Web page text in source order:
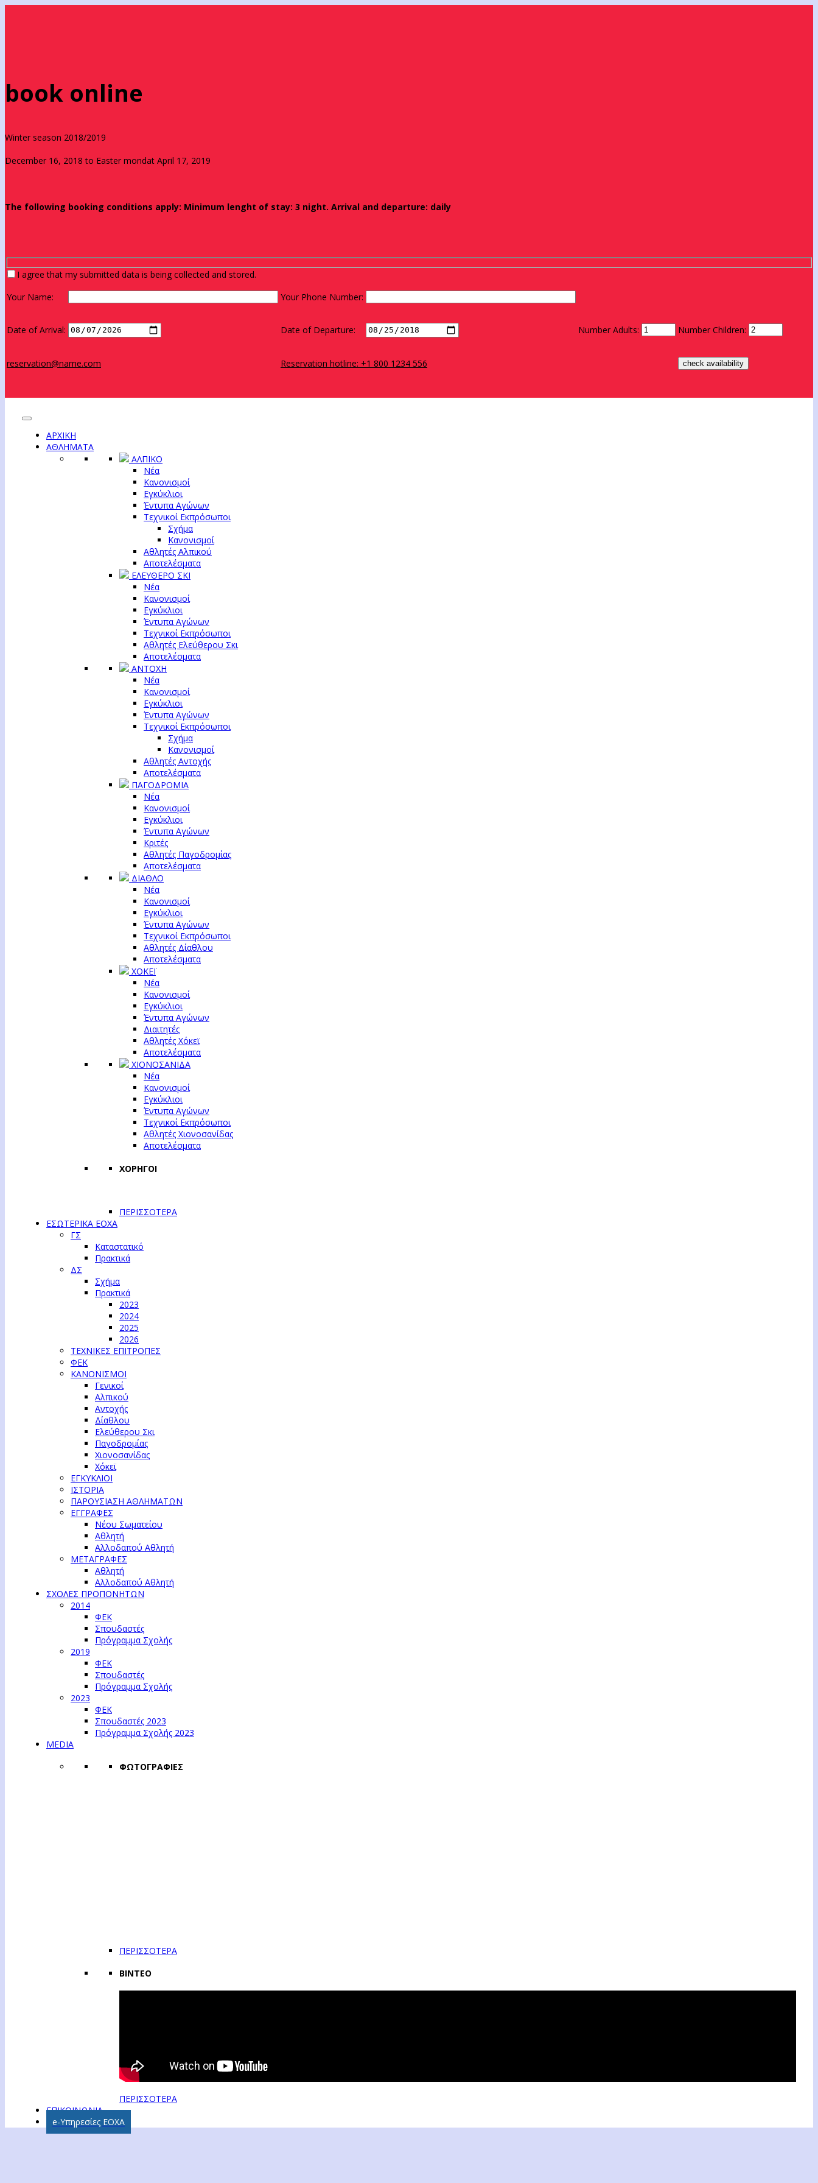
book online
Winter season 2018/2019
December 16, 2018 to Easter mondat April 17, 2019
The following booking conditions apply: Minimum lenght of stay: 3 night. Arrival and departure: daily
I agree that my submitted data is being collected and stored.
Your Name:
Your Phone Number:
Date of Arrival: Date of Departure: Number Adults: Number Children:
reservation@name.com Reservation hotline: +1 800 1234 556
ΑΡΧΙΚΗ
ΑΘΛΗΜΑΤΑ
ΑΛΠΙΚΟ
Νέα
Κανονισμοί
Εγκύκλιοι
Έντυπα Αγώνων
Τεχνικοί Εκπρόσωποι
Σχήμα
Κανονισμοί
Αθλητές Αλπικού
Αποτελέσματα
ΕΛΕΥΘΕΡΟ ΣΚΙ
Νέα
Κανονισμοί
Εγκύκλιοι
Έντυπα Αγώνων
Τεχνικοί Εκπρόσωποι
Αθλητές Ελεύθερου Σκι
Αποτελέσματα
ΑΝΤΟΧΗ
Νέα
Κανονισμοί
Εγκύκλιοι
Έντυπα Αγώνων
Τεχνικοί Εκπρόσωποι
Σχήμα
Κανονισμοί
Αθλητές Αντοχής
Αποτελέσματα
ΠΑΓΟΔΡΟΜΙΑ
Νέα
Κανονισμοί
Εγκύκλιοι
Έντυπα Αγώνων
Κριτές
Αθλητές Παγοδρομίας
Αποτελέσματα
ΔΙΑΘΛΟ
Νέα
Κανονισμοί
Εγκύκλιοι
Έντυπα Αγώνων
Τεχνικοί Εκπρόσωποι
Αθλητές Δίαθλου
Αποτελέσματα
ΧΟΚΕΪ
Νέα
Κανονισμοί
Εγκύκλιοι
Έντυπα Αγώνων
Διαιτητές
Αθλητές Χόκεϊ
Αποτελέσματα
ΧΙΟΝΟΣΑΝΙΔΑ
Νέα
Κανονισμοί
Εγκύκλιοι
Έντυπα Αγώνων
Τεχνικοί Εκπρόσωποι
Αθλητές Χιονοσανίδας
Αποτελέσματα
ΧΟΡΗΓΟΙ
ΠΕΡΙΣΣΟΤΕΡΑ
ΕΣΩΤΕΡΙΚΑ ΕΟΧΑ
ΓΣ
Καταστατικό
Πρακτικά
ΔΣ
Σχήμα
Πρακτικά
2023
2024
2025
2026
ΤΕΧΝΙΚΕΣ ΕΠΙΤΡΟΠΕΣ
ΦΕΚ
ΚΑΝΟΝΙΣΜΟΙ
Γενικοί
Αλπικού
Αντοχής
Δίαθλου
Ελεύθερου Σκι
Παγοδρομίας
Χιονοσανίδας
Χόκεϊ
ΕΓΚΥΚΛΙΟΙ
ΙΣΤΟΡΙΑ
ΠΑΡΟΥΣΙΑΣΗ ΑΘΛΗΜΑΤΩΝ
ΕΓΓΡΑΦΕΣ
Νέου Σωματείου
Αθλητή
Αλλοδαπού Αθλητή
ΜΕΤΑΓΡΑΦΕΣ
Αθλητή
Αλλοδαπού Αθλητή
ΣΧΟΛΕΣ ΠΡΟΠΟΝΗΤΩΝ
2014
ΦΕΚ
Σπουδαστές
Πρόγραμμα Σχολής
2019
ΦΕΚ
Σπουδαστές
Πρόγραμμα Σχολής
2023
ΦΕΚ
Σπουδαστές 2023
Πρόγραμμα Σχολής 2023
MEDIA
ΦΩΤΟΓΡΑΦΙΕΣ
ΠΕΡΙΣΣΟΤΕΡΑ
ΒΙΝΤΕΟ
ΠΕΡΙΣΣΟΤΕΡΑ
ΕΠΙΚΟΙΝΩΝΙΑ
e-Υπηρεσίες ΕΟΧΑ